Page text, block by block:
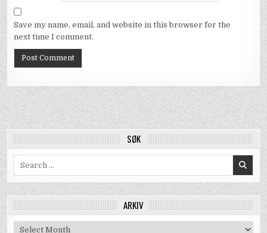
Save my name, email, and website in this browser for the
next time I comment.
SØK
ARKIV
Arkiv